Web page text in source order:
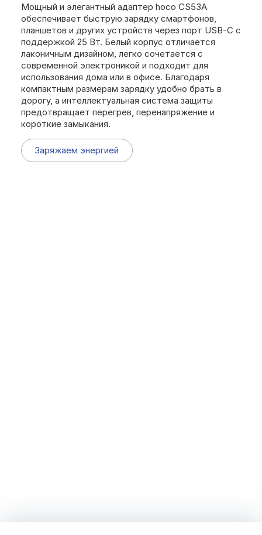
Мощный и элегантный адаптер hoco CS53A
обеспечивает быструю зарядку смартфонов,
планшетов и других устройств через порт USB-C с
поддержкой 25 Вт. Белый корпус отличается
лаконичным дизайном, легко сочетается с
современной электроникой и подходит для
использования дома или в офисе. Благодаря
компактным размерам зарядку удобно брать в
дорогу, а интеллектуальная система защиты
предотвращает перегрев, перенапряжение и
короткие замыкания.
Заряжаем энергией